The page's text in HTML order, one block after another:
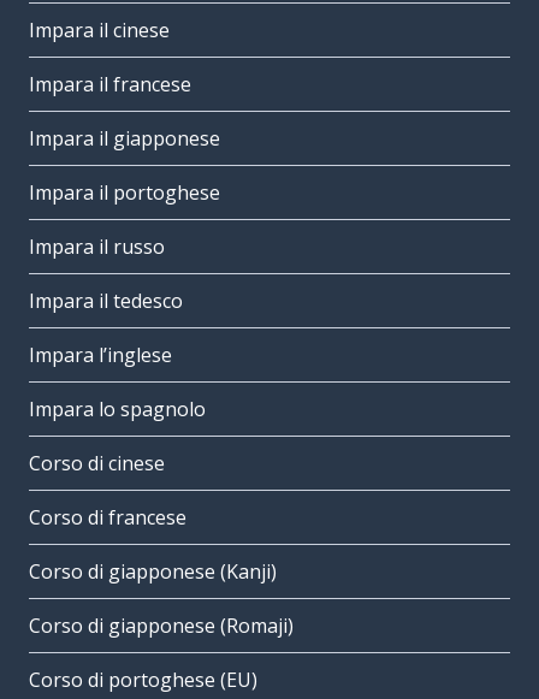
Impara il cinese
Impara il francese
Impara il giapponese
Impara il portoghese
Impara il russo
Impara il tedesco
Impara l’inglese
Impara lo spagnolo
Corso di cinese
Corso di francese
Corso di giapponese (Kanji)
Corso di giapponese (Romaji)
Corso di portoghese (EU)